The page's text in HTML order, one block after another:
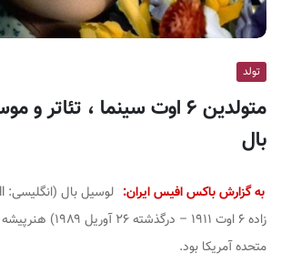
تولد
متولدین ۶ اوت سینما ،
بال
به گزارش باکس افیس ایران: لوسیل بال (انگلیسی:
زاده ۶ اوت ۱۹۱۱ –
متحده آمریکا بود.